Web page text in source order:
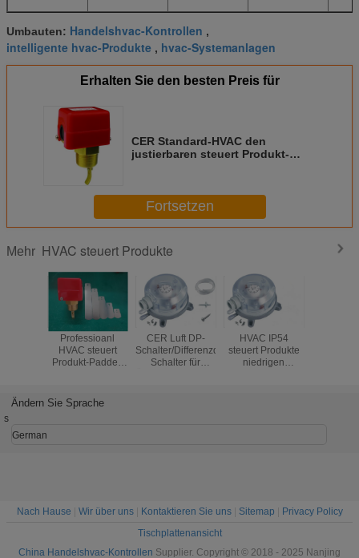
Umbauten: Handelshvac-Kontrollen ,
intelligente hvac-Produkte , hvac-Systemanlagen
Erhalten Sie den besten Preis für
CER Standard-HVAC den
justierbaren steuert Produkt-
Fortsetzen
Mehr HVAC steuert Produkte
Professioanl
HVAC steuert
Produkt-Paddel-
CER Luft DP-
Schalter/Differenzdruck-
Schalter für
HVAC IP54
steuert Produkte
niedrigen
Ändern Sie Sprache
s
German
Nach Hause Wir über uns| Kontaktieren Sie uns| Sitemap
Privacy Policy
Tischplattenansicht
China Handelshvac-Kontrollen Supplier. Copyright © 2018 - 2025 Nanjing